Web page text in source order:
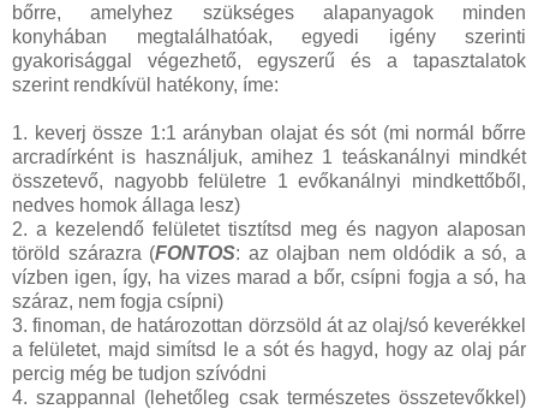
bőrre, amelyhez szükséges alapanyagok minden
konyhában megtalálhatóak, egyedi igény szerinti
gyakorisággal végezhető, egyszerű és a tapasztalatok
szerint rendkívül hatékony, íme:
1. keverj össze 1:1 arányban olajat és sót (mi normál bőrre
arcradírként is használjuk, amihez 1 teáskanálnyi mindkét
összetevő, nagyobb felületre 1 evőkanálnyi mindkettőből,
nedves homok állaga lesz)
2. a kezelendő felületet tisztítsd meg és nagyon alaposan
töröld szárazra (FONTOS: az olajban nem oldódik a só, a
vízben igen, így, ha vizes marad a bőr, csípni fogja a só, ha
száraz, nem fogja csípni)
3. finoman, de határozottan dörzsöld át az olaj/só keverékkel
a felületet, majd simítsd le a sót és hagyd, hogy az olaj pár
percig még be tudjon szívódni
4. szappannal (lehetőleg csak természetes összetevőkkel)